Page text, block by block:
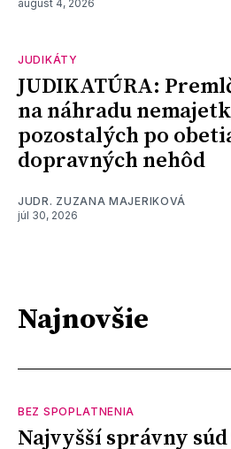
august 4, 2026
JUDIKÁTY
JUDIKATÚRA:
na náhradu
pozostalých po
dopravných nehôd
JUDR. ZUZANA MAJERIKOVÁ
júl 30, 2026
Najnovšie
BEZ SPOPLATNENIA
Najvyšší správny